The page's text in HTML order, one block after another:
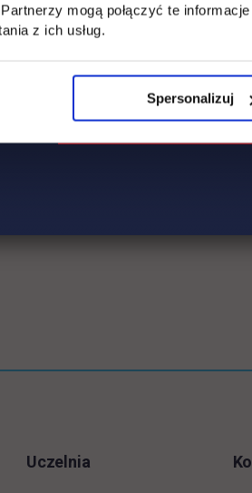
mogą połączyć te
z ich usług.
Spersonalizuj
Uczelnia